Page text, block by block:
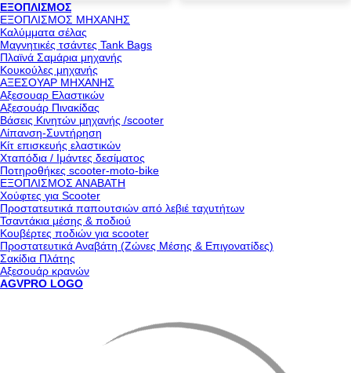
ΕΞΟΠΛΙΣΜΟΣ
ΕΞΟΠΛΙΣΜΟΣ ΜΗΧΑΝΗΣ
Καλύμματα σέλας
Μαγνητικές τσάντες Tank Bags
Πλαϊνά Σαμάρια μηχανής
Κουκούλες μηχανής
ΑΞΕΣΟΥΑΡ ΜΗΧΑΝΗΣ
Αξεσουαρ Ελαστικών
Αξεσουάρ Πινακίδας
Βάσεις Κινητών μηχανής /scooter
Λίπανση-Συντήρηση
Κίτ επισκευής ελαστικών
Χταπόδια / Ιμάντες δεσίματος
Ποτηροθήκες scooter-moto-bike
ΕΞΟΠΛΙΣΜΟΣ ΑΝΑΒΑΤΗ
Χούφτες για Scooter
Προστατευτικά παπουτσιών από λεβιέ ταχυτήτων
Τσαντάκια μέσης & ποδιού
Κουβέρτες ποδιών για scooter
Προστατευτικά Αναβάτη (Ζώνες Μέσης & Επιγονατίδες)
Σακίδια Πλάτης
Αξεσουάρ κρανών
AGVPRO LOGO